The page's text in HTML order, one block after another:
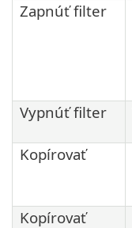
Zapnúť filter
Vypnúť filter
Kopírovať
Kopírovať